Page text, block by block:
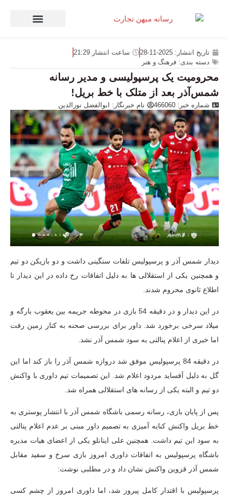
تاریخ انتشار: 2025-11-28 ساعت انتشار 21:29
دسته بندی: فرهنگ و هنر
محرومیت یک پرسپولیسی و مدیر رسانه
شمس‌آذر بعد از متلک با خط بریل!
شماره خبر: 466060 نام خبرنگار: ابوالفضل نورالدین
دیدار شمس آذر و پرسپولیس تلفات سنگینی داشت و دو بازیکن دو تیم
و همچنین یکی از استقلالی ها به دلیل اتفاقات رخ داده در این دیدار تا
اطلاع ثانوی محروم شدند.
در این دیدار و در دقیقه 54 بازی در محوطه جریمه بین یعقوب بارگه و
میلاد سرخی برخورد شد. داور برای بررسی صحنه به کنار زمین رفت
اما خبری از اعلام پنالتی به سود شمس آذر نشد.
در دقیقه 84 پرسپولیس موفق شد دروازه شمس آذر را باز کند اما این
گل به دلیل آفساید مردود اعلام شد. این تصمیمات تیم داوری با واکنش
دو تیم و البته یکی از رسانه های استقلالی همراه شد.
پس از پایان بازی، رسانه رسمی باشگاه شمس آذر با انتشار پوستری به
خط بریل واکنش کنایه آمیزی به تصمیم داور مبنی بر عدم اعلام پنالتی
به سود این تیم داشت. همچنین علی اینانلو یکی از اعضای هیات مدیره
باشگاه پرسپولیس به اتفاقات داوری امروز بازی سرخ و سفید مقابل
شمس آذر قزوین واکنش نشان داد و در مطلبی نوشت:
پرسپولیس با اقتدار کامل پیروز شد، اما داوری امروز از چشم کسی